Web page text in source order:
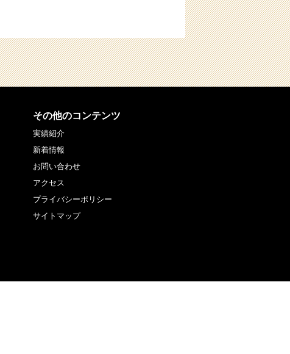
その他のコンテンツ
実績紹介
新着情報
お問い合わせ
アクセス
プライバシーポリシー
サイトマップ